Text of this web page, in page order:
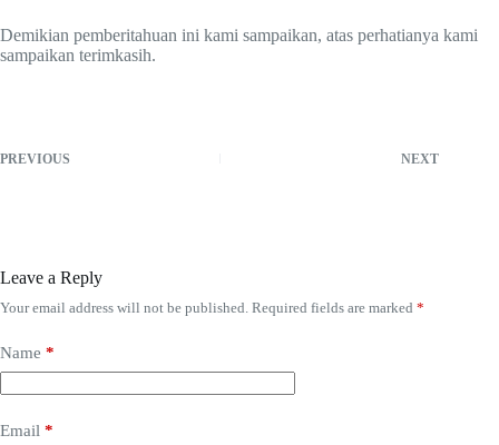
Demikian pemberitahuan ini kami sampaikan, atas perhatianya kami
sampaikan terimkasih.
PREVIOUS NEXT
Leave a Reply
Your email address will not be published. Required fields are marked *
Name *
Email *